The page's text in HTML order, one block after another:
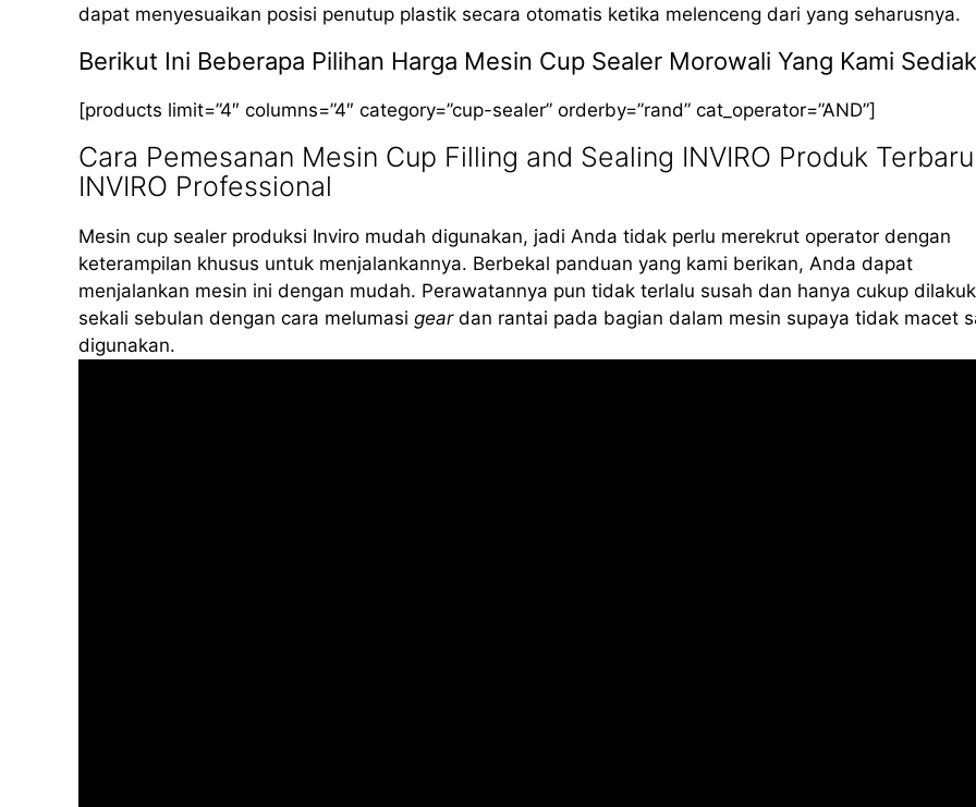
dapat menyesuaikan posisi penutup plastik secara otomatis ketika melenceng dari yang seharusnya.
Berikut Ini Beberapa Pilihan Harga Mesin Cup Sealer Morowali Yang Kami
[products limit=”4″ columns=”4″ category=”cup-sealer” orderby=”rand” cat_operator=”AND”]
Cara Pemesanan Mesin Cup Filling and Sealing INVIRO Produk Terbaru
INVIRO Professional
Mesin cup sealer produksi Inviro mudah digunakan, jadi Anda tidak perlu merekrut operator dengan
keterampilan khusus untuk menjalankannya. Berbekal panduan yang kami berikan, Anda dapat
menjalankan mesin ini dengan mudah. Perawatannya pun tidak terlalu susah dan hanya cukup
sekali sebulan dengan cara melumasi geardan rantai pada bagian dalam mesin supaya tidak macet
digunakan.